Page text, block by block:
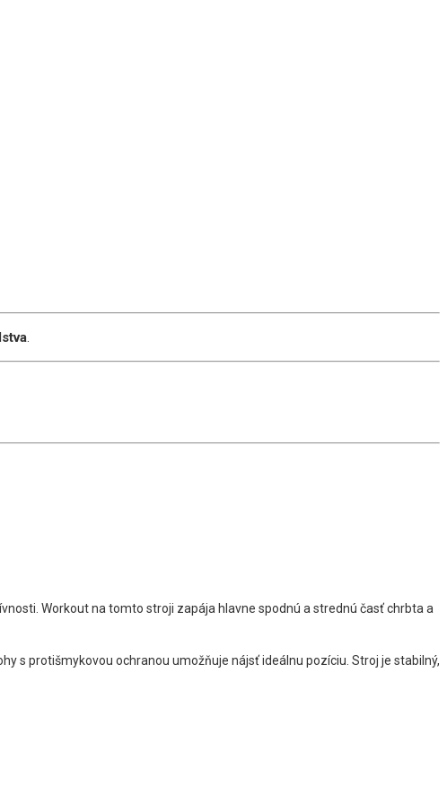
.
Workout na tomto stroji zapája hlavne spodnú a strednú časť chrbta a
s protišmykovou ochranou umožňuje nájsť ideálnu pozíciu. Stroj je stabilný,